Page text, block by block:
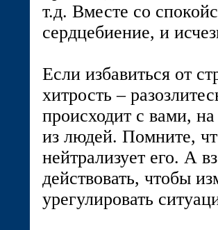
т.д. Вместе со
сердцебиение, и
Если избавиться от
хитрость –
происходит с вами, на
из людей. Помните,
нейтрализует его. А
действовать, чтобы
урегулировать